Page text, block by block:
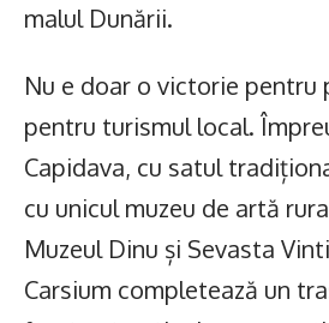
malul Dunării.
Nu e doar o victorie pentru
pentru turismul local.
Capidava, cu satul
cu unicul muzeu de artă
Muzeul Dinu și Sevasta
Carsium completează un